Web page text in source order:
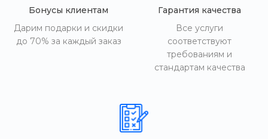
Бонусы клиентам
Дарим подарки и скидки
до 70% за каждый заказ
Гарантия качества
Все услуги
соответствуют
требованиям и
стандартам качества